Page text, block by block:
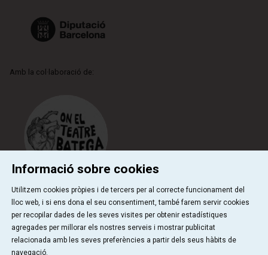
Amb la col·laboració de:
Qui som Contactar | Sitemap | Ús de Cookies
Avís Legal
Informació sobre cookies
Utilitzem cookies pròpies i de tercers per al correcte funcionament del
lloc web, i si ens dona el seu consentiment, també farem servir cookies
per recopilar dades de les seves visites per obtenir estadístiques
agregades per millorar els nostres serveis i mostrar publicitat
relacionada amb les seves preferències a partir dels seus hàbits de
navegació.